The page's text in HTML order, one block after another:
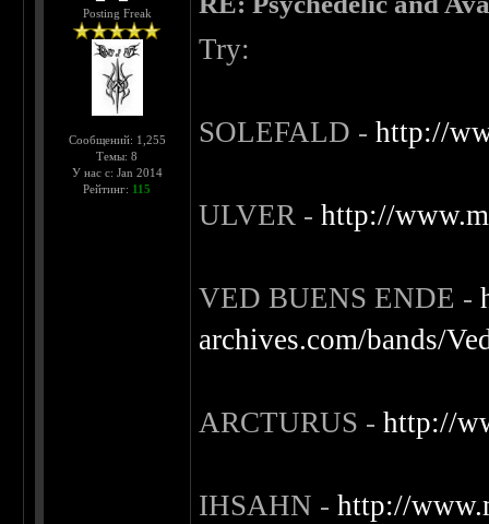
Posting Freak
Сообщений: 1,255
Темы: 8
У нас с: Jan 2014
Рейтинг: 115
Try:
SOLEFALD -http://
ULVER -http://
VED BUENS ENDE -
archives.com/bands/
ARCTURUS -http://
IHSAHN -http://